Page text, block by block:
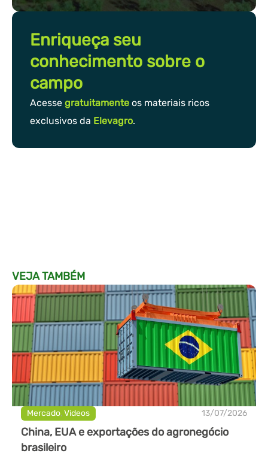
Enriqueça seu
conhecimento sobre o
campo
Acesse gratuitamente os materiais ricos
exclusivos da Elevagro.
VEJA TAMBÉM
Mercado,Videos 13/07/2026
China, EUA e exportações do agronegócio
brasileiro